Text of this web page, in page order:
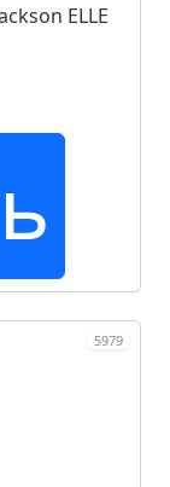
ELLE
5979